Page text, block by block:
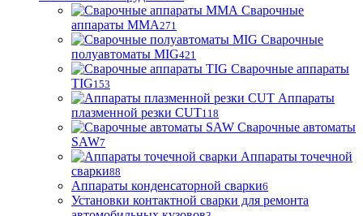
Сварочные
аппараты MMA271
Сварочные
полуавтоматы MIG421
Сварочные аппараты
TIG153
Аппараты
плазменной резки CUT118
Сварочные автоматы
SAW7
Аппараты точечной
сварки88
Аппараты конденсаторной сварки6
Установки контактной сварки для ремонта